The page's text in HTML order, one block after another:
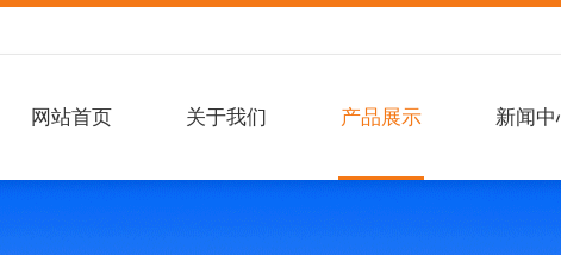
网站首页 关于我们 产品展示 新闻中